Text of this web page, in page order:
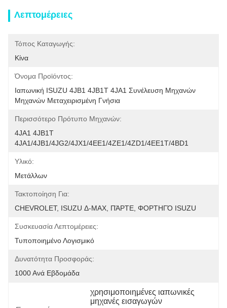
Λεπτομέρειες
Τόπος Καταγωγής:
Κίνα
Όνομα Προϊόντος:
Ιαπωνική ISUZU 4JB1 4JB1T 4JA1 Συνέλευση Μηχανών
Μηχανών Μεταχειρισμένη Γνήσια
Περισσότερο Πρότυπο Μηχανών:
4JA1 4JB1T
4JA1/4JB1/4JG2/4JX1/4EE1/4ZE1/4ZD1/4EE1T/4BD1
Υλικό:
Μετάλλων
Τακτοποίηση Για:
CHEVROLET, ISUZU Δ-MAX, ΠΆΡΤΕ, ΦΟΡΤΗΓΌ ISUZU
Συσκευασία Λεπτομέρειες:
Τυποποιημένο Λογισμικό
Δυνατότητα Προσφοράς:
1000 Ανά Εβδομάδα
χρησιμοποιημένες ιαπωνικές
μηχανές εισαγωγών